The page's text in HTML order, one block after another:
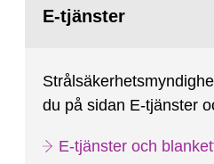
February 25, 2009, SSM
to the IAEA for an IRRS
sida:E-tjänster
du på sidan E-tjänster
E-tjänster och